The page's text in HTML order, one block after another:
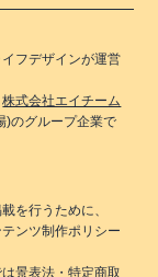
フデザインが運営
株式会社エイチーム
)のグループ企業で
を行うために、
ンツ制作ポリシー
景表法・特定商取